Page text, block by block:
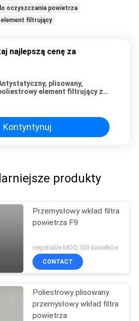
oczyszczania powietrza
filtrujący
najlepszą cenę za
plisowany,
element filtrujący z
Kontyntynuj
produkty
Przemysłowy wkład filtra
powietrza F9
negotiable MOQ:100 kawałków
CONTACT
Poliestrowy plisowany
przemysłowy wkład filtra
powietrza